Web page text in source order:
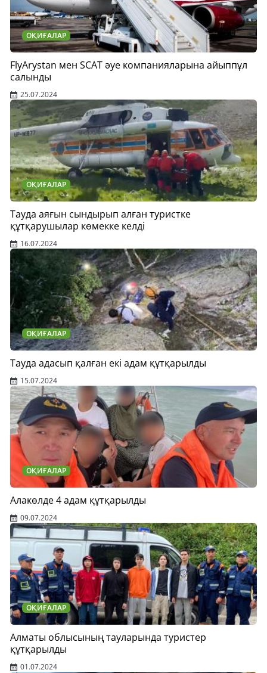
ОҚИҒАЛАР
FlyArystan мен SCAT әуе компанияларына айыппұл
салынды
25.07.2024
ОҚИҒАЛАР
Тауда аяғын сындырып алған туристке
құтқарушылар көмекке келді
16.07.2024
ОҚИҒАЛАР
Тауда адасып қалған екі адам құтқарылды
15.07.2024
ОҚИҒАЛАР
Алакөлде 4 адам құтқарылды
09.07.2024
ОҚИҒАЛАР
Алматы облысының тауларында туристер
құтқарылды
01.07.2024